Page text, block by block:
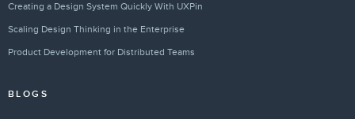
Creating a Design System Quickly With UXPin
Scaling Design Thinking in the Enterprise
Product Development for Distributed Teams
BLOGS